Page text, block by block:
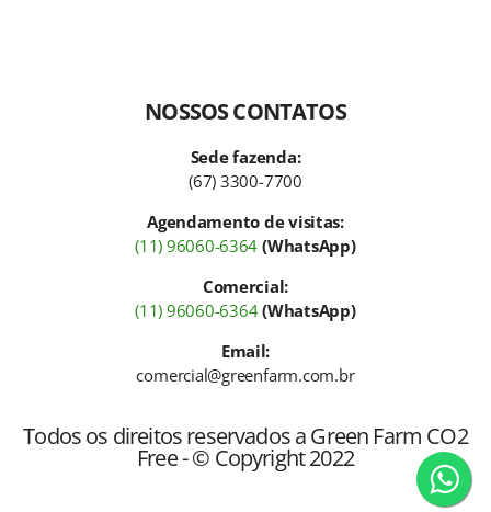
NOSSOS CONTATOS
Sede fazenda:
(67) 3300-7700
Agendamento de visitas:
(11) 96060-6364 (WhatsApp)
Comercial:
(11) 96060-6364(WhatsApp)
Email:
comercial@greenfarm.com.br
Todos os direitos reservados a Green Farm CO2
Free - © Copyright 2022